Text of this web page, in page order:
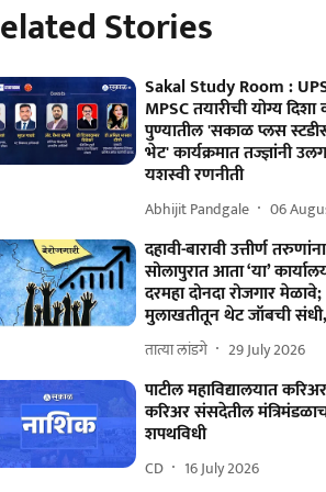
Stories
Sakal Study Room :
MPSC तयारीची योग्य
पुण्यातील 'सकाळ प्लस
भेट' कार्यक्रमात तज्ज्ञांनी
यशस्वी रणनीती
Abhijit Pandgale 06
दहावी-बारावी उत्तीर्ण
सोलापुरात आता ‘या’
दरमहा दोनदा रोजगार मेळावे;
मुलाखतीतून थेट जॉबची
तात्या लांडगे 29 July 2026
पाटील महाविद्यालयात
करिअर संसदेतील
शपथविधी
CD 16 July 2026